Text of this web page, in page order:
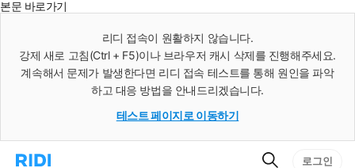
본문 바로가기
리디 접속이 원활하지 않습니다.
강제 새로 고침(Ctrl + F5)이나 브라우저 캐시 삭제를 진행해주세요.
계속해서 문제가 발생한다면 리디 접속 테스트를 통해 원인을 파악
하고 대응 방법을 안내드리겠습니다.
테스트 페이지로 이동하기
리
검
로그인